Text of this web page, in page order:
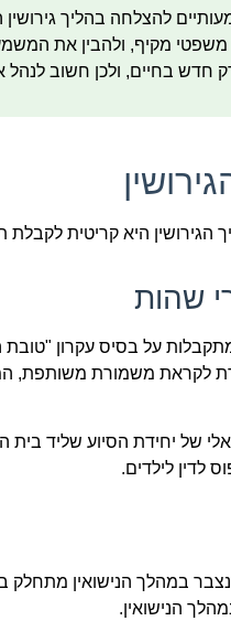
להצלחה בהליך
מקיף, ולהבין את
בחיים, ולכן חשוב לנהל
היא קריטית לקבלת
שהות
על בסיס עקרון "טובת
לקראת משמורת משותפת,
של יחידת הסיוע שליד
לדין לילדים.
במהלך הנישואין מתחלק
הנישואין.